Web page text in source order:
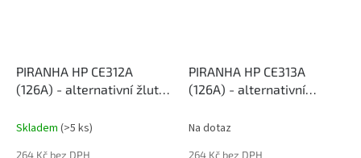
PIRANHA HP CE312A
(126A) - alternativní žlutý
Skladem (>5 ks)
264 Kč bez DPH
PIRANHA HP CE313A
(126A) - alternativní
Na dotaz
264 Kč bez DPH